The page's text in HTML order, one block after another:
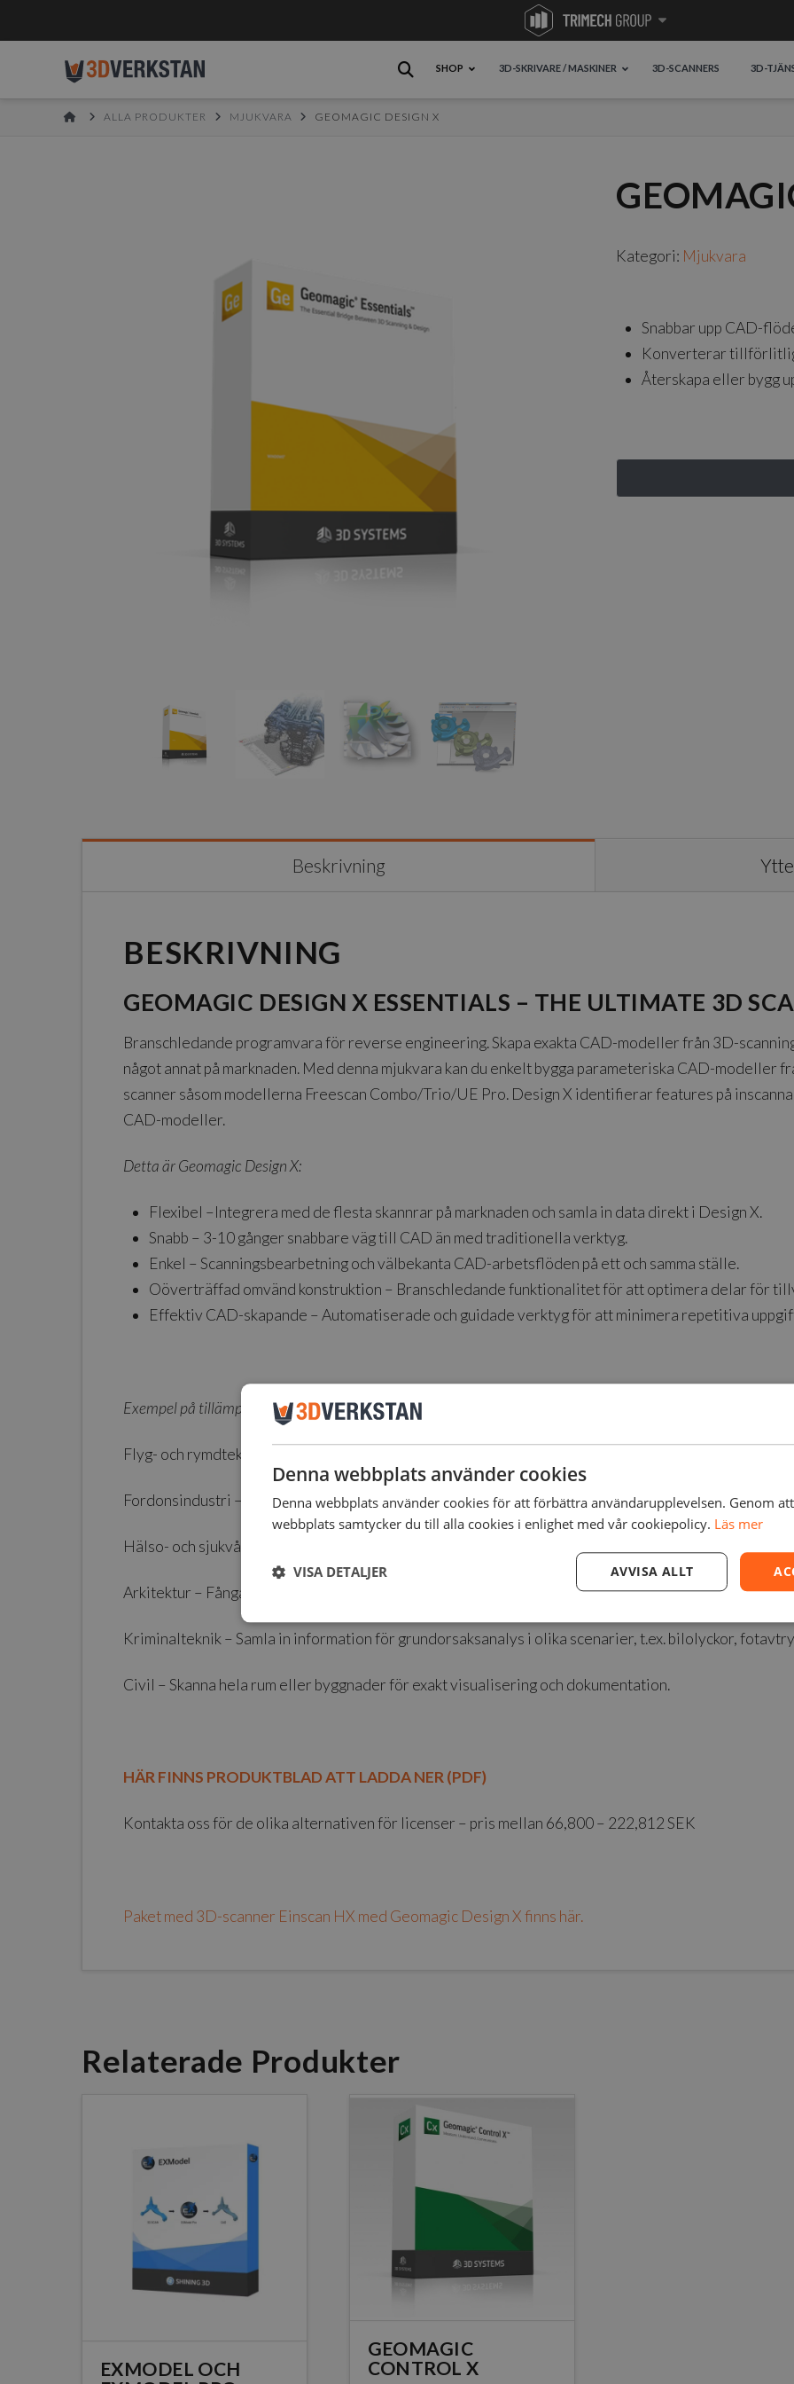
SHOP 3D-SKRIVARE / MASKINER 3D-SCANNERS 3D-
HOMEALLA PRODUKTER MJUKVARA GEOMAGIC DESIGN X
Kategori: Mjukvara
Snabbar upp CAD-
Konverterar
Återskapa eller bygg
Beskrivning
BESKRIVNING
GEOMAGIC DESIGN X ESSENTIALS – THE ULTIMATE 3D
Branschledande programvara för reverse engineering. Skapa exakta CAD-modeller från 3D-
något annat på marknaden. Med denna mjukvara kan du enkelt bygga parameteriska CAD-modeller
scanner såsom modellerna Freescan Combo/Trio/UE Pro. Design X identifierar features på
CAD-modeller.
Detta är Geomagic Design X:
Flexibel –Integrera med de flesta skannrar på marknaden och samla in data direkt i Design X.
Snabb – 3-10 gånger snabbare väg till CAD än med traditionella verktyg.
Enkel –Scanningsbearbetning och välbekanta CAD-arbetsflöden på ett och samma ställe.
Oöverträffad omvänd konstruktion – Branschledande funktionalitet för att optimera delar för
Effektiv CAD-skapande –Automatiserade och guidade verktyg för att minimera repetitiva
Exempel på tillämpningsindustrier:
Flyg- och rymdteknik – Återskapa blad och blisks med dedikerade verktyg för bladgeometri.
Fordonsindustri – Samla in monteringsdata för att bygga ersättningskomponenter.
Hälso- och sjukvård – Registrera patientdata för att modellera direkt av 3D-scannade anatomiska
Arkitektur – Fånga in invecklade arkitektoniska detaljer för restaurering.
Kriminalteknik – Samla in information för grundorsaksanalys i olika scenarier, t.ex. bilolyckor,
Civil – Skanna hela rum eller byggnader för exakt visualisering och dokumentation.
HÄR FINNS PRODUKTBLAD ATT LADDA NER (PDF)
Kontakta oss för de olika alternativen för licenser – pris mellan 66,800 – 222,812 SEK
Paket med 3D-scanner Einscan HX med Geomagic Design X finns här.
Relaterade Produkter
EXMODEL OCH
GEOMAGIC
CONTROL X
Denna webbplats använder cookies
Denna webbplats använder cookies för att förbättra användarupplevelsen. Genom
webbplats samtycker du till alla cookies i enlighet med vår cookiepolicy. Läs mer
AVVISA ALLT
VISA DETALJER